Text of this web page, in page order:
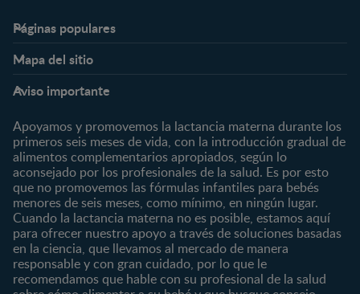
Páginas populares
Expertos en Nutrición
Preguntas Frecuentes
¿Quiénes somos?
Marcas y productos
Nuestros Productos
Nuestras Marcas
Mapa del sitio
Preconcepción
Embarazo
Posparto
0 a 4 meses
4 a 6 meses
6 a 8 meses
8 a 12 meses
12 a 24 meses
Desde 2 años
Nutrición
Salud
Maternidad
Paternidad
Vida en familia
Aviso importante
Apoyamos y promovemos la lactancia materna durante los
primeros seis meses de vida, con la introducción gradual de
alimentos complementarios apropiados, según lo
aconsejado por los profesionales de la salud. Es por esto
que no promovemos las fórmulas infantiles para bebés
menores de seis meses, como mínimo, en ningún lugar.
Cuando la lactancia materna no es posible, estamos aquí
para ofrecer nuestro apoyo a través de soluciones basadas
en la ciencia, que llevamos al mercado de manera
responsable y con gran cuidado, por lo que le
recomendamos que hable con su profesional de la salud